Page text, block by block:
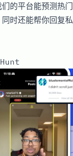
的平台能预测热门
时还能帮你回复私